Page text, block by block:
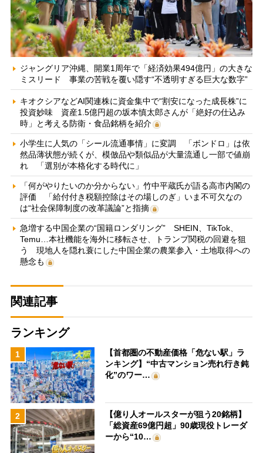
ジャングリア沖縄、開業1周年で「経済効果494億円」の大きな
ミスリード 事業の苦戦を覆い隠す“不透明すぎる巨大な数字”
キオクシアなどAI関連株に資金集中で“割安になった成長株”に
投資妙味 資産1.5億円超の坂本慎太郎さんが「絶好の仕込み
時」と考える防衛・食品銘柄を紹介
小学生に人気の「シール流通事情」に変調 「ボンドロ」は依
然品薄状態が続くが、模倣品や類似品が大量流通し一部で値崩
れ 「選別が本格化する時代に」
「何がやりたいのか分からない」竹中平蔵氏が語る高市内閣の
評価 「給付付き税額控除はその場しのぎ」いま不可欠なの
は“社会保障制度の改革議論”と指摘
急増する中国企業の“国籍ロンダリング” SHEIN、TikTok、
Temu…本社機能を海外に移転させ、トランプ関税の回避を狙
う 現地人を隠れ蓑にした中国企業の農業参入・土地取得への
懸念も
関連記事
ランキング
1
【首都圏の不動産価格「危ない駅」ラ
ンキング】“中古マンション売れ行き鈍
化”のワー…
2
【億り人オールスターが狙う20銘柄】
「総資産69億円超」90歳現役トレーダ
ーから“10…